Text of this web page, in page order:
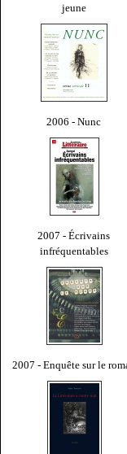
jeune
2006 - Nunc
2007 - Écrivains
infréquentables
2007 - Enquête sur le